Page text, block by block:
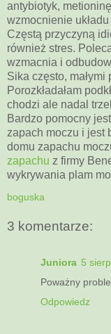
antybiotyk, metioninę
wzmocnienie
Częstą przyczyną
również stres.
wzmacnia i
Sika często, małymi
Porozkładałam
chodzi ale nadal
Bardzo pomocny
zapach moczu i jest
domu zapachu
zapachu z firmy
wykrywania plam
boguska
3 komentarze:
Juniora 5
Poważny
Odpowiedz